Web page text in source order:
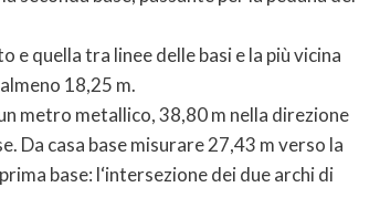
e quella tra linee delle basi e la più vicina
18,25 m.
metro metallico, 38,80 m nella direzione
Da casa base misurare 27,43 m verso la
base: l‘intersezione dei due archi di